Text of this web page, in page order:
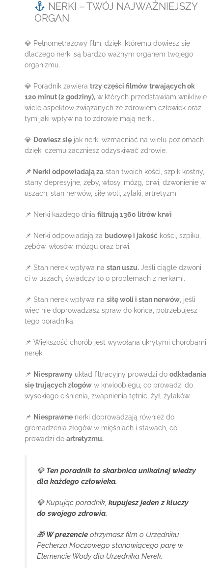
NERKI – TWÓJ NAJWAŻNIEJSZY
ORGAN
💎 Pełnometrażowy film, dzięki któremu dowiesz się
dlaczego nerki są bardzo ważnym organem twojego
organizmu.
💎 Poradnik zawiera trzy części filmów trwających ok
120 minut (2 godziny), w których przedstawiam wnikliwie
wiele aspektów związanych ze zdrowiem człowiek oraz
tym jaki wpływ na to zdrowie mają nerki.
💎 Dowiesz się jak nerki wzmacniać na wielu poziomach
dzięki czemu zaczniesz odzyskiwać zdrowie.
📌 Nerki odpowiadają za stan twoich kości, szpik kostny,
stany depresyjne, zęby, włosy, mózg, brwi, dzwonienie w
uszach, stan nerwów, siłę woli, żylaki, artretyzm.
📌 Nerki każdego dnia filtrują 1360 litrów krwi
📌 Nerki odpowiadają za budowę i jakość kości, szpiku,
zębów, włosów, mózgu oraz brwi.
📌 Stan nerek wpływa na stan uszu. Jeśli ciągle dzwoni
ci w uszach, świadczy to o problemach z nerkami.
📌 Stan nerek wpływa na siłę woli i stan nerwów, jeśli
więc nie doprowadzasz spraw do końca, potrzebujesz
tego poradnika.
📌 Większość chorób jest wywołana ukrytymi chorobami
nerek.
📌 Niesprawny układ filtracyjny prowadzi do odkładania
się trujących złogów w krwioobiegu, co prowadzi do
wysokiego ciśnienia, zwapnienia tętnic, żył, żylaków.
📌 Niesprawne nerki doprowadzają również do
gromadzenia złogów w mięśniach i stawach, co
prowadzi do artretyzmu.
💎 Ten poradnik to skarbnica unikalnej wiedzy
dla każdego człowieka.
💎 Kupując poradnik, kupujesz jeden z kluczy
do swojego zdrowia.
🎁W prezencie otrzymasz film o Urzędniku
Pęcherza Moczowego stanowiącego parę w
Elemencie Wody dla Urzędnika Nerek.